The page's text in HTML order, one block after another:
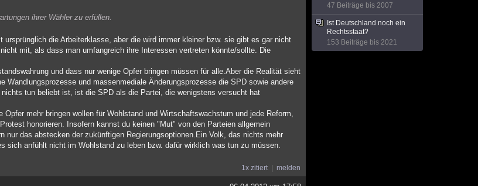
ihrer Wähler zu erfüllen.
die Arbeiterklasse, aber die wird immer kleiner bzw. sie gibt es gar nicht
mit, als dass man umfangreich ihre Interessen vertreten könnte/sollte. Die
und dass nur wenige Opfer bringen müssen für alle.Aber die Realität sieht
Wandlungsprozesse und massenmediale Änderungsprozesse die SPD sowie andere
tun beliebt ist, ist die SPD als die Partei, die wenigstens versucht hat
mehr bringen wollen für Wohlstand und Wirtschaftswachstum und jede Reform,
honorieren. Insofern kannst du keinen "Mut" von den Parteien allgemein
nur das abstecken der zukünftigen Regierungsoptionen.Ein Volk, das nichts mehr
sich anfühlt nicht im Wohlstand zu leben bzw. dafür wirklich was tun zu müssen.
1x zitiert melden
47 Beiträge bis 2007
Ist Deutschland noch ein
Rechtsstaat?
153 Beiträge bis 2021